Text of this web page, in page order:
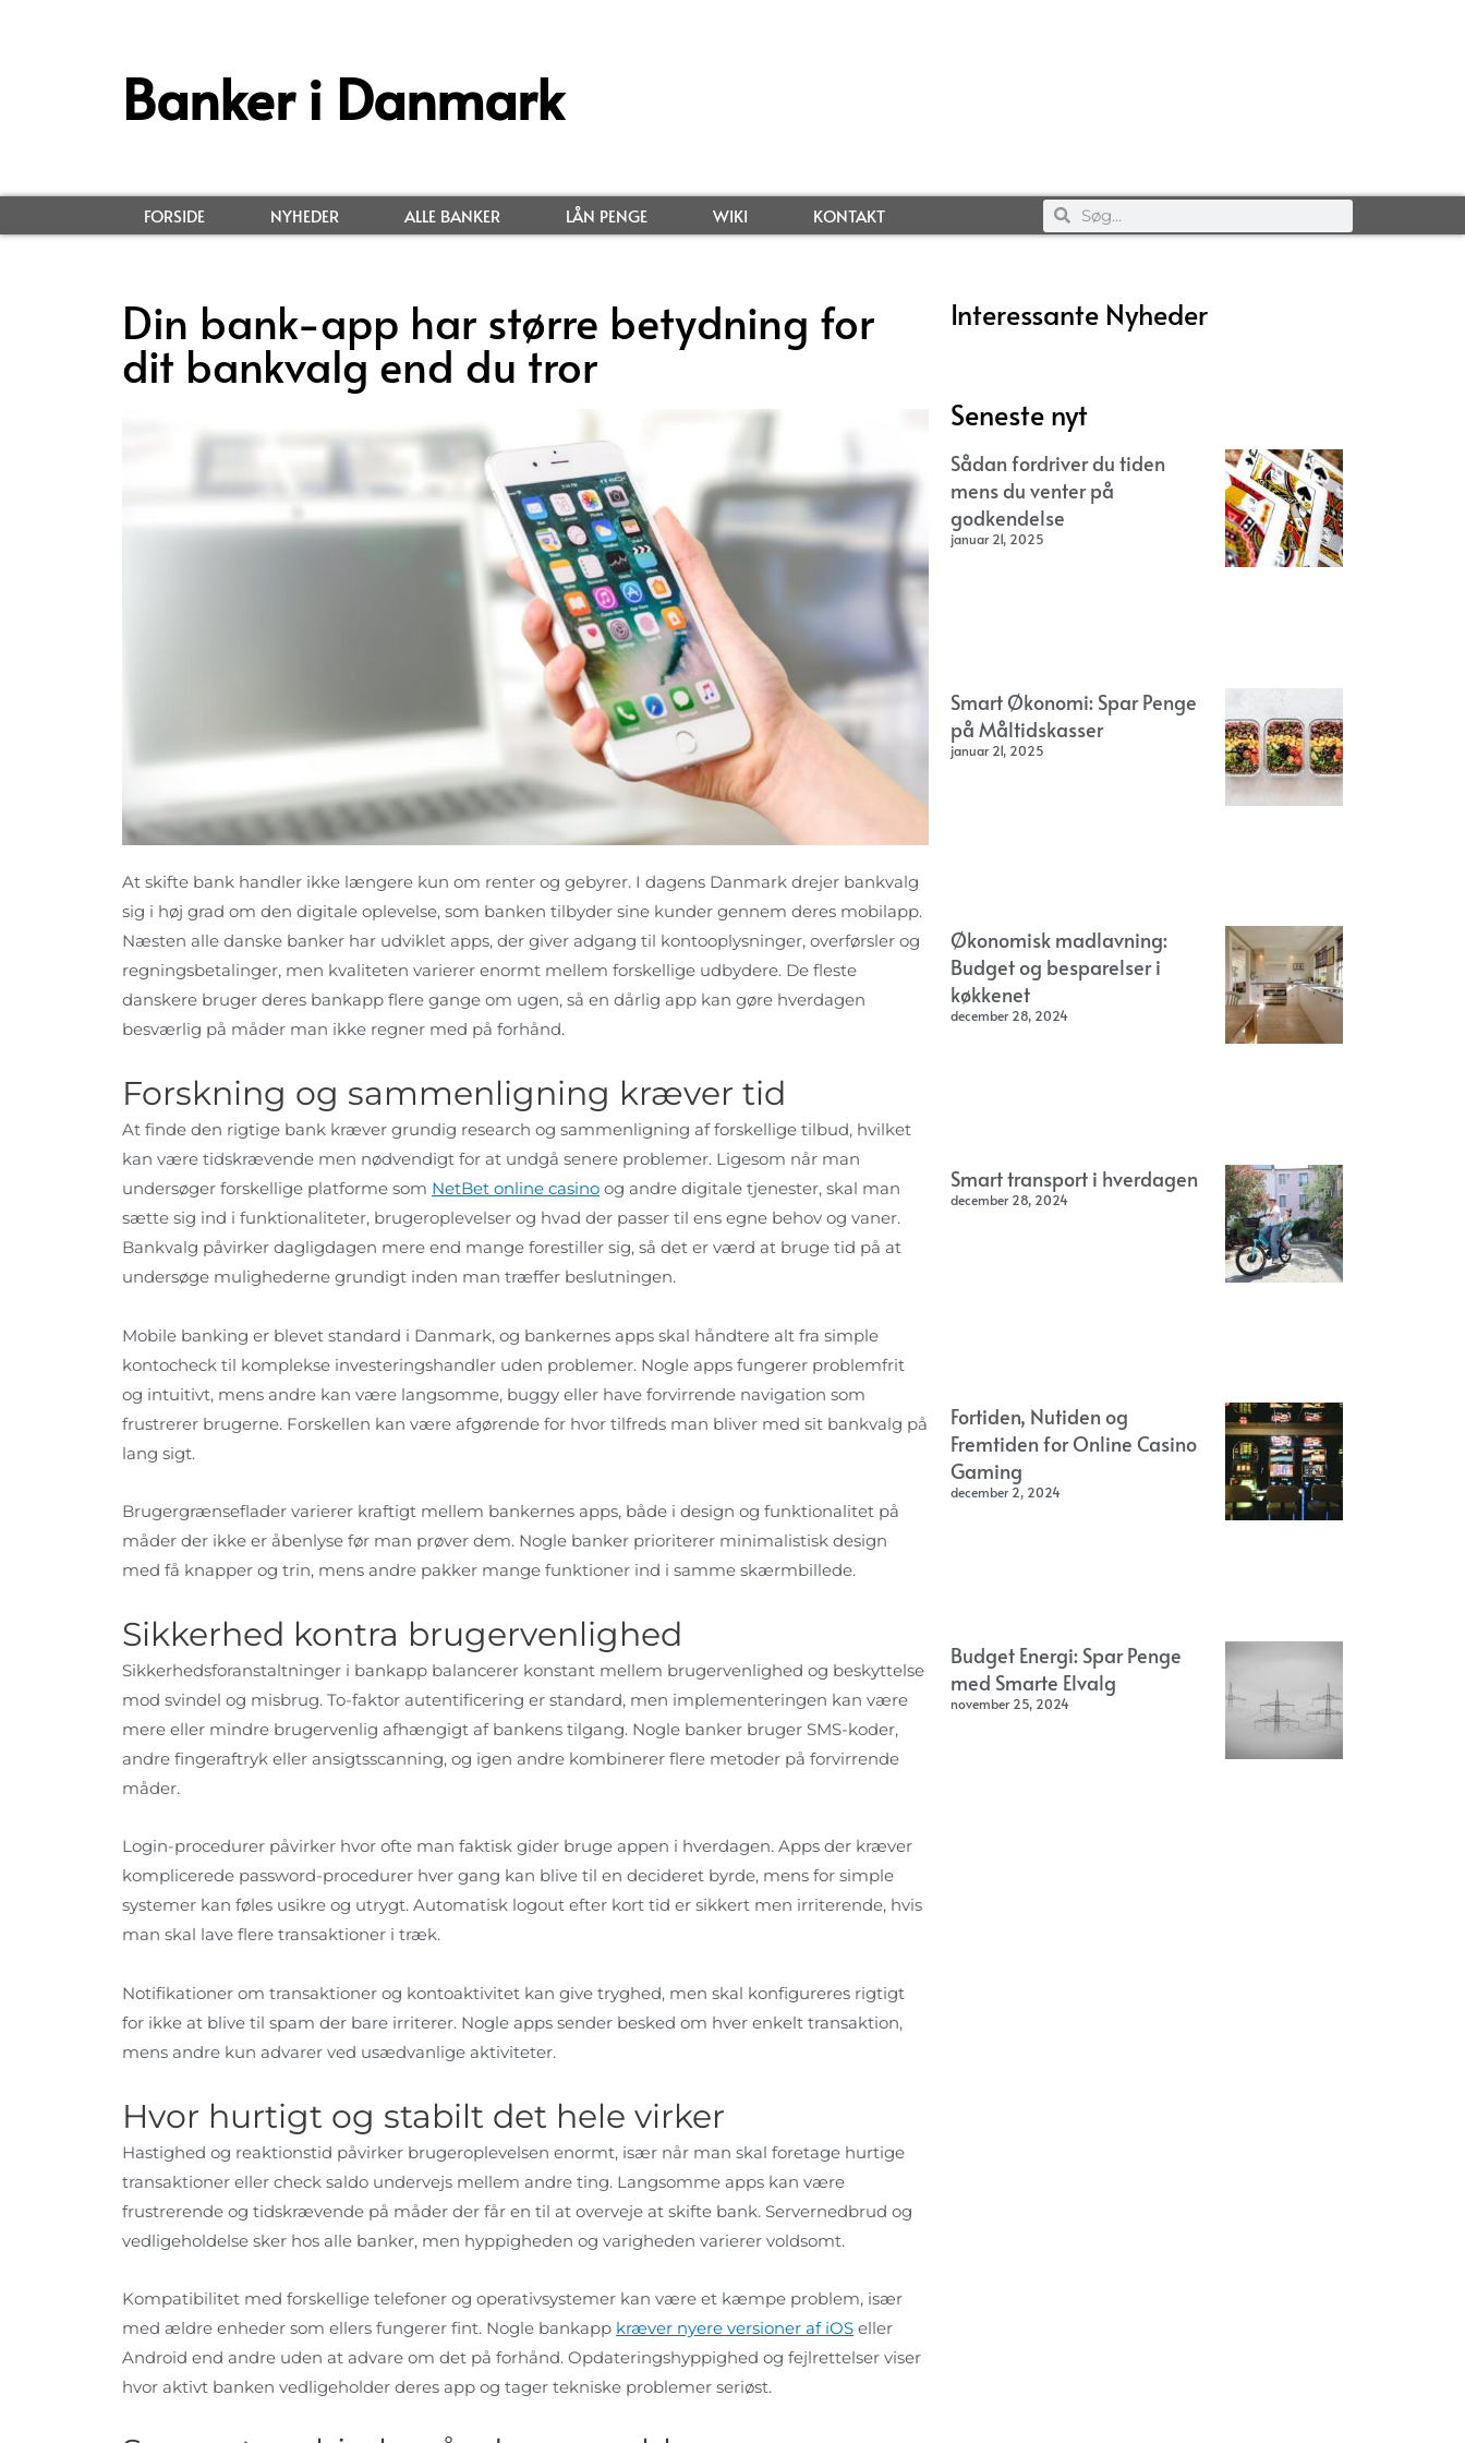
Banker i Danmark
FORSIDE NYHEDER ALLE BANKER LÅN PENGE WIKI KONTAKT
Din bank-app har større betydning for
dit bankvalg end du tror
At skifte bank handler ikke længere kun om renter og gebyrer. I dagens Danmark drejer bankvalg
sig i høj grad om den digitale oplevelse, som banken tilbyder sine kunder gennem deres mobilapp.
Næsten alle danske banker har udviklet apps, der giver adgang til kontooplysninger, overførsler og
regningsbetalinger, men kvaliteten varierer enormt mellem forskellige udbydere. De fleste
danskere bruger deres bankapp flere gange om ugen, så en dårlig app kan gøre hverdagen
besværlig på måder man ikke regner med på forhånd.
Forskning og sammenligning kræver tid
At finde den rigtige bank kræver grundig research og sammenligning af forskellige tilbud, hvilket
kan være tidskrævende men nødvendigt for at undgå senere problemer. Ligesom når man
undersøger forskellige platforme som NetBet online casino og andre digitale tjenester, skal man
sætte sig ind i funktionaliteter, brugeroplevelser og hvad der passer til ens egne behov og vaner.
Bankvalg påvirker dagligdagen mere end mange forestiller sig, så det er værd at bruge tid på at
undersøge mulighederne grundigt inden man træffer beslutningen.
Mobile banking er blevet standard i Danmark, og bankernes apps skal håndtere alt fra simple
kontocheck til komplekse investeringshandler uden problemer. Nogle apps fungerer problemfrit
og intuitivt, mens andre kan være langsomme, buggy eller have forvirrende navigation som
frustrerer brugerne. Forskellen kan være afgørende for hvor tilfreds man bliver med sit bankvalg på
lang sigt.
Brugergrænseflader varierer kraftigt mellem bankernes apps, både i design og funktionalitet på
måder der ikke er åbenlyse før man prøver dem. Nogle banker prioriterer minimalistisk design
med få knapper og trin, mens andre pakker mange funktioner ind i samme skærmbillede.
Sikkerhed kontra brugervenlighed
Sikkerhedsforanstaltninger i bankapp balancerer konstant mellem brugervenlighed og beskyttelse
mod svindel og misbrug. To-faktor autentificering er standard, men implementeringen kan være
mere eller mindre brugervenlig afhængigt af bankens tilgang. Nogle banker bruger SMS-koder,
andre fingeraftryk eller ansigtsscanning, og igen andre kombinerer flere metoder på forvirrende
måder.
Login-procedurer påvirker hvor ofte man faktisk gider bruge appen i hverdagen. Apps der kræver
komplicerede password-procedurer hver gang kan blive til en decideret byrde, mens for simple
systemer kan føles usikre og utrygt. Automatisk logout efter kort tid er sikkert men irriterende, hvis
man skal lave flere transaktioner i træk.
Notifikationer om transaktioner og kontoaktivitet kan give tryghed, men skal konfigureres rigtigt
for ikke at blive til spam der bare irriterer. Nogle apps sender besked om hver enkelt transaktion,
mens andre kun advarer ved usædvanlige aktiviteter.
Hvor hurtigt og stabilt det hele virker
Hastighed og reaktionstid påvirker brugeroplevelsen enormt, især når man skal foretage hurtige
transaktioner eller check saldo undervejs mellem andre ting. Langsomme apps kan være
frustrerende og tidskrævende på måder der får en til at overveje at skifte bank. Servernedbrud og
vedligeholdelse sker hos alle banker, men hyppigheden og varigheden varierer voldsomt.
Kompatibilitet med forskellige telefoner og operativsystemer kan være et kæmpe problem, især
med ældre enheder som ellers fungerer fint. Nogle bankapp kræver nyere versioner af iOS eller
Android end andre uden at advare om det på forhånd. Opdateringshyppighed og fejlrettelser viser
hvor aktivt banken vedligeholder deres app og tager tekniske problemer seriøst.
Interessante Nyheder
Seneste nyt
Sådan fordriver du tiden
mens du venter på
godkendelse
januar 21, 2025
Smart Økonomi: Spar Penge
på Måltidskasser
januar 21, 2025
Økonomisk madlavning:
Budget og besparelser i
køkkenet
december 28, 2024
Smart transport i hverdagen
december 28, 2024
Fortiden, Nutiden og
Fremtiden for Online Casino
Gaming
december 2, 2024
Budget Energi: Spar Penge
med Smarte Elvalg
november 25, 2024